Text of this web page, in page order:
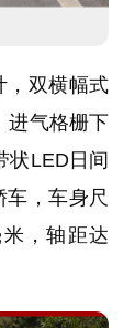
，双横幅式
进气格栅下
状LED日间
，车身尺
，轴距达